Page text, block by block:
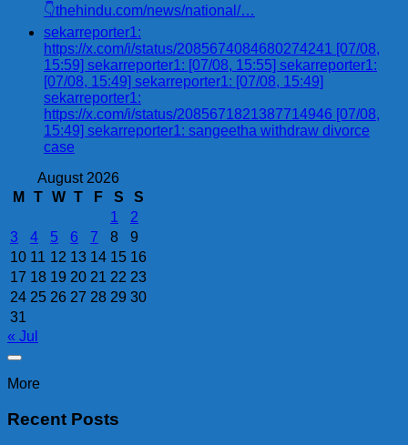
👇thehindu.com/news/national/…
sekarreporter1:
https://x.com/i/status/2085674084680274241 [07/08,
15:59] sekarreporter1: [07/08, 15:55] sekarreporter1:
[07/08, 15:49] sekarreporter1: [07/08, 15:49]
sekarreporter1:
https://x.com/i/status/2085671821387714946 [07/08,
15:49] sekarreporter1: sangeetha withdraw divorce
case
August 2026
M
T W T F S
S
1
2
3
4 5 6 7 8
9
10 11 12 13 14 15 16
17 18 19 20 21 22 23
24 25 26 27 28 29 30
31
« Jul
More
Recent Posts